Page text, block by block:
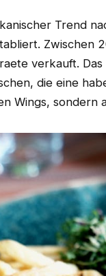
Trend
Zwischen
verkauft.
die eine
Wings,